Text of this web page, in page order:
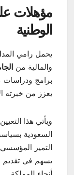
مؤهلات
الوطنية
يحمل رامي
والمالية من
برامج ودراسات
يعزز من خبرته
ويأتي هذا
السعودية
التميز
يسهم في تقديم